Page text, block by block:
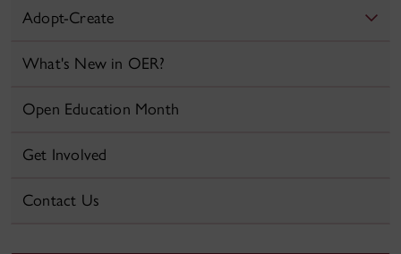
Adopt-Create
What's New in OER?
Open Education Month
Get Involved
Contact Us